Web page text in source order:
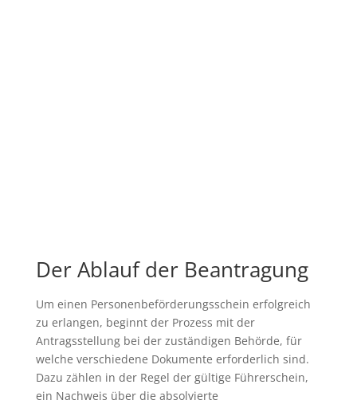
Der Ablauf der Beantragung
Um einen Personenbeförderungsschein erfolgreich
zu erlangen, beginnt der Prozess mit der
Antragsstellung bei der zuständigen Behörde, für
welche verschiedene Dokumente erforderlich sind.
Dazu zählen in der Regel der gültige Führerschein,
ein Nachweis über die absolvierte